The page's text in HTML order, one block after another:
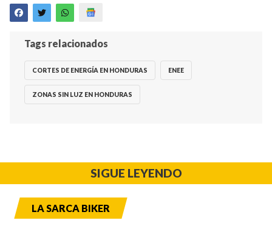
Tags relacionados
CORTES DE ENERGÍA EN HONDURAS ENEE
ZONAS SIN LUZ EN HONDURAS
SIGUE LEYENDO
LA SARCA BIKER